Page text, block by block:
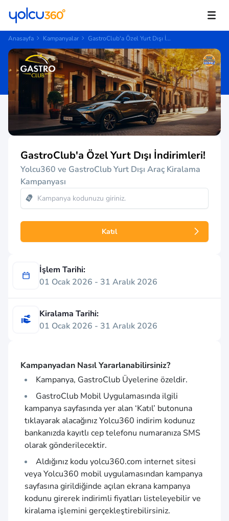
Anasayfa Kampanyalar GastroClub'a Özel Yurt Dışı İ...
GastroClub'a Özel Yurt Dışı İndirimleri!
Yolcu360 ve GastroClub Yurt Dışı Araç Kiralama
Kampanyası
Katıl
İşlem Tarihi:
01 Ocak 2026 - 31 Aralık 2026
Kiralama Tarihi:
01 Ocak 2026 - 31 Aralık 2026
Kampanyadan Nasıl Yararlanabilirsiniz?
Kampanya, GastroClub Üyelerine özeldir.
GastroClub Mobil Uygulamasında ilgili
kampanya sayfasında yer alan ‘Katıl’ butonuna
tıklayarak alacağınız Yolcu360 indirim kodunuz
bankanızda kayıtlı cep telefonu numaranıza SMS
olarak gönderilecektir.
Aldığınız kodu yolcu360.com internet sitesi
veya Yolcu360 mobil uygulamasından kampanya
sayfasına girildiğinde açılan ekrana kampanya
kodunu girerek indirimli fiyatları listeleyebilir ve
kiralama işlemini gerçekleştirebilirsiniz.